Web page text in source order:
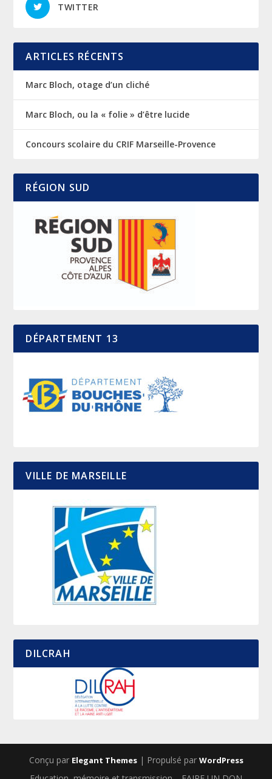
TWITTER
ARTICLES RÉCENTS
Marc Bloch, otage d’un cliché
Marc Bloch, ou la « folie » d’être lucide
Concours scolaire du CRIF Marseille-Provence
RÉGION SUD
DÉPARTEMENT 13
VILLE DE MARSEILLE
DILCRAH
Conçu par Elegant Themes| Propulsé par WordPress